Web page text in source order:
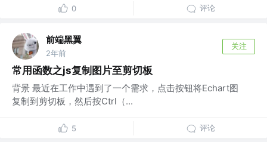
0 评论
前端黑翼
2年前
关注
常用函数之js复制图片至剪切板
背景 最近在工作中遇到了一个需求，点击按钮将Echart图
复制到剪切板，然后按Ctrl（...
5 评论